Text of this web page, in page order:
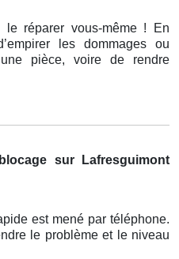
réparer vous-même ! En
les dommages ou
une pièce, voire de rendre
sur Lafresguimont
est mené par téléphone.
le problème et le niveau